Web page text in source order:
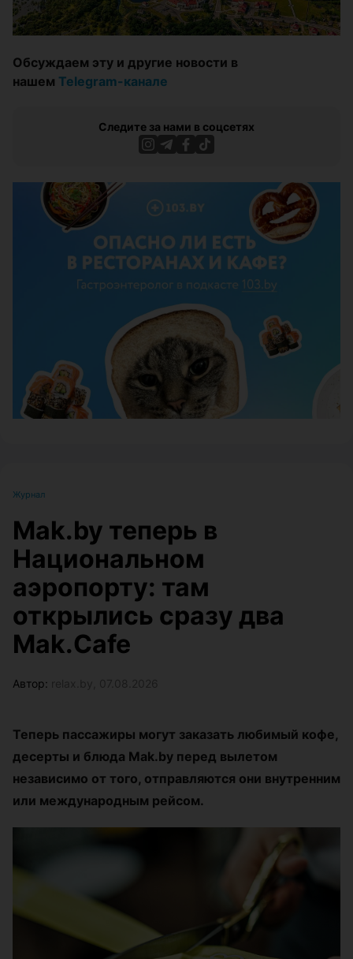
Обсуждаем эту и другие новости в
нашем Telegram-канале
Следите за нами в соцсетях
Журнал
Mak.by теперь в
Национальном
аэропорту: там
открылись сразу два
Mak.Cafe
Автор:
Теперь пассажиры могут заказать любимый кофе,
десерты и блюда Mak.by перед вылетом
независимо от того, отправляются они внутренним
или международным рейсом.